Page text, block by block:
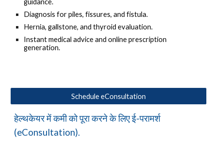
guidance.
Diagnosis for piles, fissures, and fistula.
Hernia, gallstone, and thyroid evaluation.
Instant medical advice and online prescription
generation.
Schedule eConsultation
हेल्थकेयर में कमी को पूरा करने के लिए ई-परामर्श
(eConsultation).